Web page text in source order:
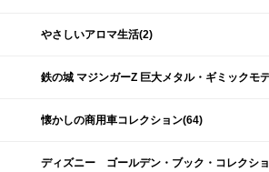
やさしいアロマ生活(2)
鉄の城 マジンガーZ 巨大メタル・ギミックモ
懐かしの商用車コレクション(64)
ディズニー ゴールデン・ブック・コレクシ